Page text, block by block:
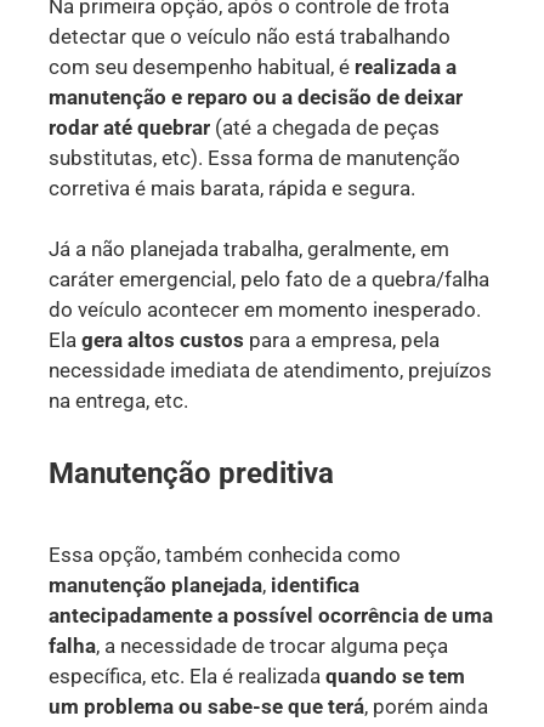
Na primeira opção, após o controle de frota
detectar que o veículo não está trabalhando
com seu desempenho habitual, é realizada a
manutenção e reparo ou a decisão de deixar
rodar até quebrar (até a chegada de peças
substitutas, etc). Essa forma de manutenção
corretiva é mais barata, rápida e segura.
Já a não planejada trabalha, geralmente, em
caráter emergencial, pelo fato de a quebra/falha
do veículo acontecer em momento inesperado.
Ela gera altos custos para a empresa, pela
necessidade imediata de atendimento, prejuízos
na entrega, etc.
Manutenção preditiva
Essa opção, também conhecida como
manutenção planejada, identifica
antecipadamente a possível ocorrência de uma
falha, a necessidade de trocar alguma peça
específica, etc. Ela é realizada quando se tem
um problema ou sabe-se que terá, porém ainda